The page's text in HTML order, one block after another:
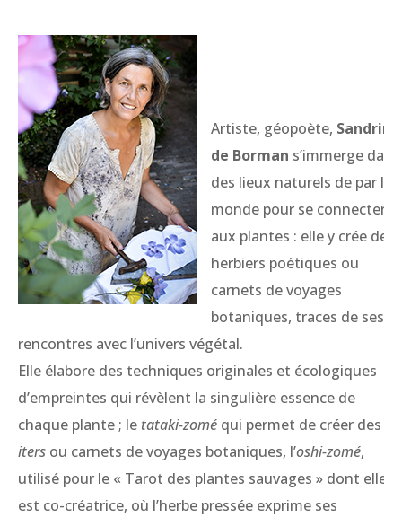
Artiste, géopoète, Sandrine
de Borman s’immerge dans
des lieux naturels de par le
monde pour se connecter
aux plantes : elle y crée des
herbiers poétiques ou
carnets de voyages
botaniques, traces de ses
rencontres avec l’univers végétal.
Elle élabore des techniques originales et écologiques
d’empreintes qui révèlent la singulière essence de
chaque plante ; le tataki-zomé qui permet de créer des
iters ou carnets de voyages botaniques, l’oshi-zomé,
utilisé pour le « Tarot des plantes sauvages » dont elle
est co-créatrice, où l’herbe pressée exprime ses